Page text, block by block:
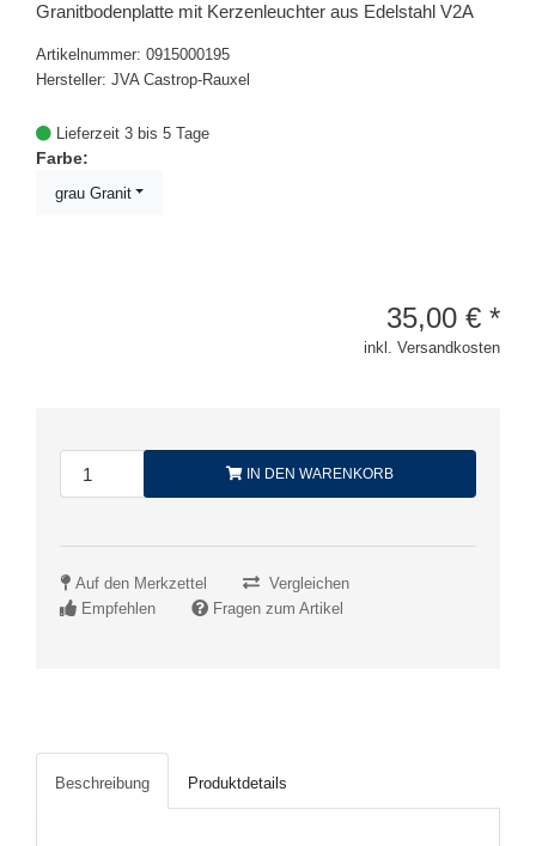
Granitbodenplatte mit Kerzenleuchter aus Edelstahl V2A
Artikelnummer: 0915000195
Hersteller: JVA Castrop-Rauxel
Lieferzeit 3 bis 5 Tage
Farbe:
grau Granit
35,00 € *
inkl. Versandkosten
IN DEN WARENKORB
Auf den Merkzettel
Vergleichen
Empfehlen
Fragen zum Artikel
Beschreibung Produktdetails